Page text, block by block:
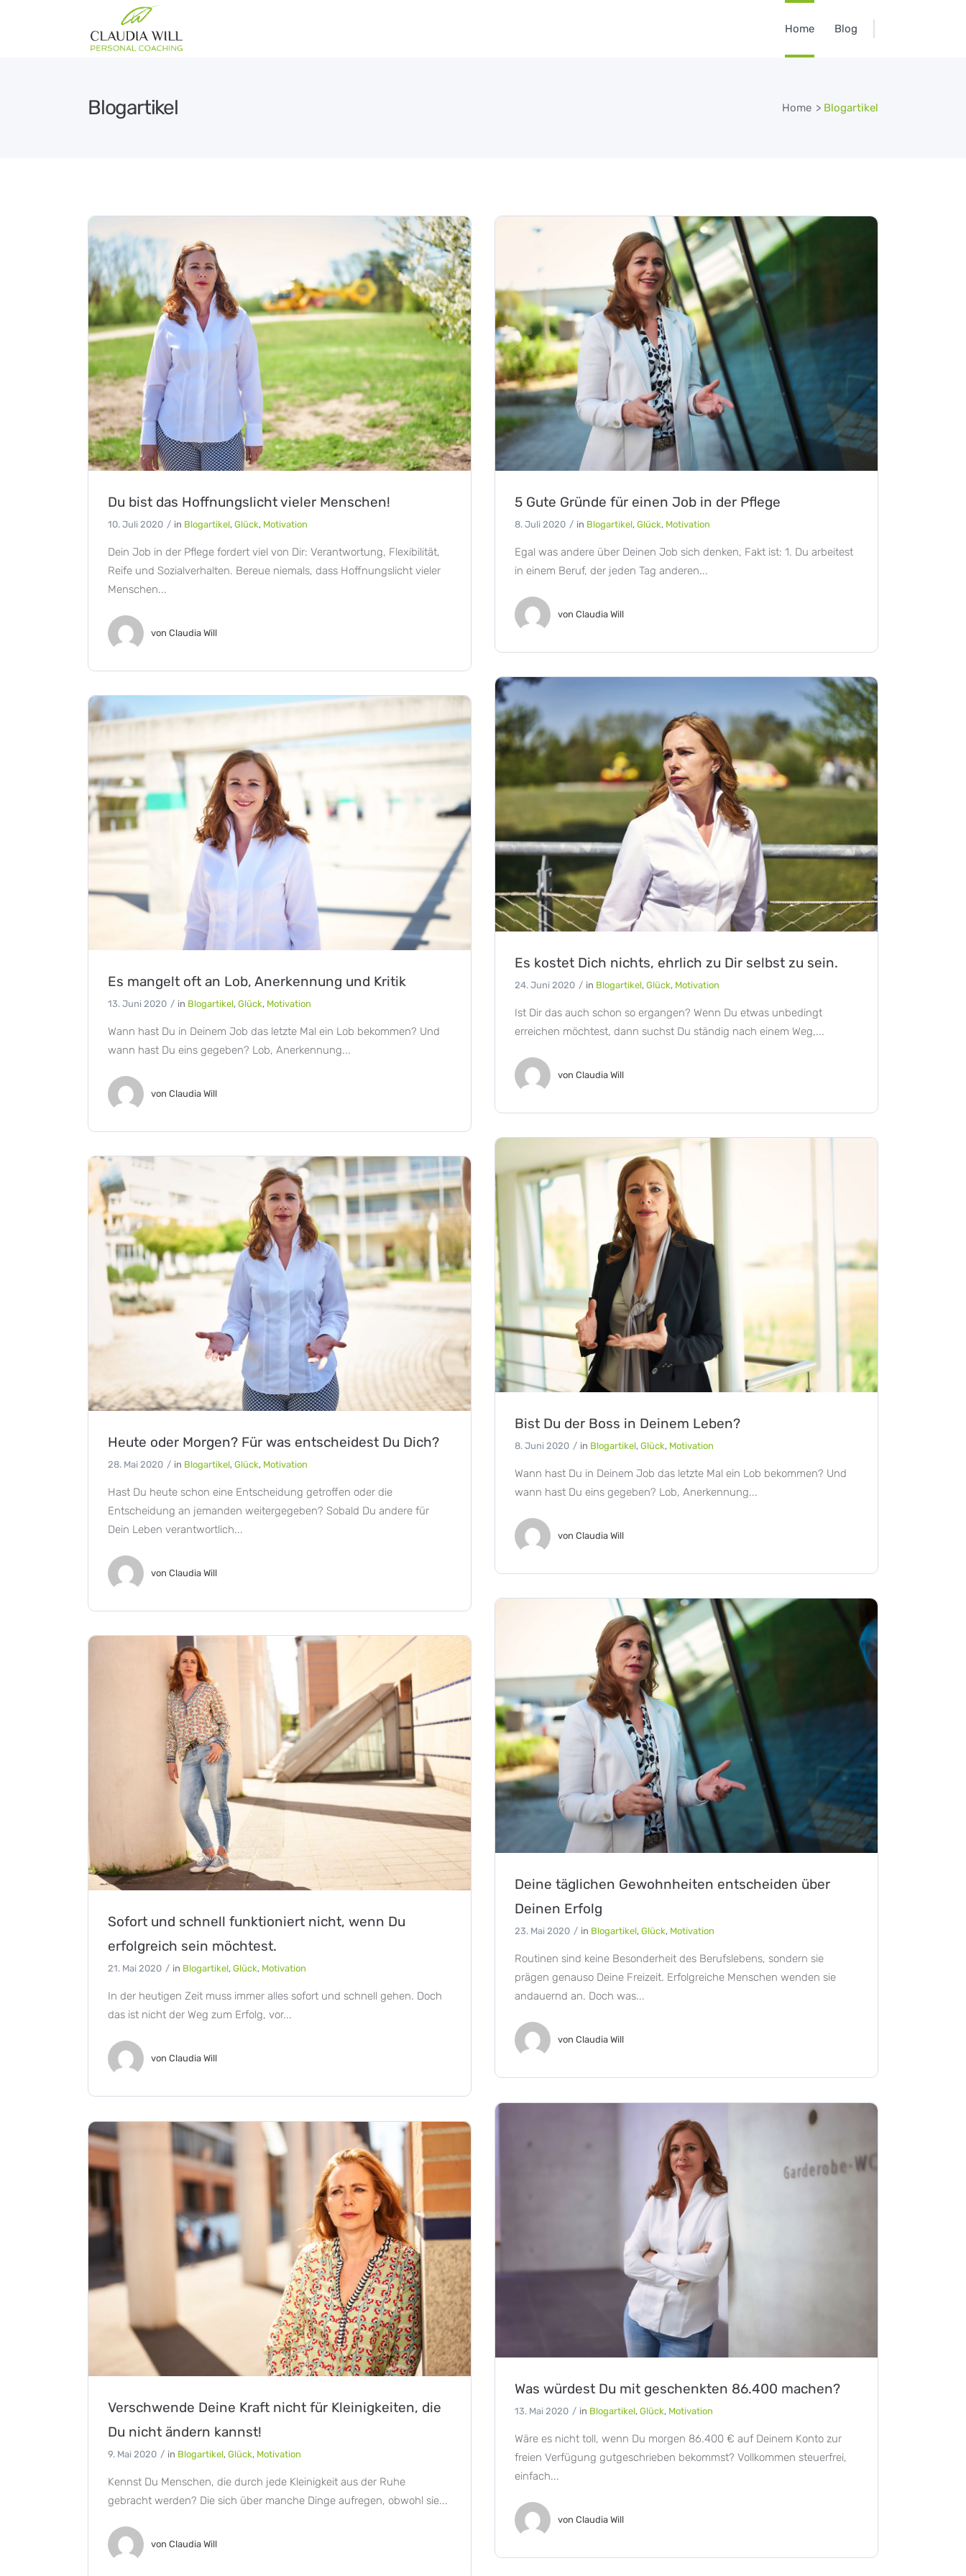
Home Blog
Blogartikel Home > Blogartikel
Du bist das Hoffnungslicht vieler Menschen!
10. Juli 2020 in Blogartikel, Glück, Motivation
Dein Job in der Pflege fordert viel von Dir: Verantwortung, Flexibilität,
Reife und Sozialverhalten. Bereue niemals, dass Hoffnungslicht vieler
Menschen...
von Claudia Will
5 Gute Gründe für einen Job in der Pflege
8. Juli 2020 in Blogartikel, Glück, Motivation
Egal was andere über Deinen Job sich denken, Fakt ist: 1. Du arbeitest
in einem Beruf, der jeden Tag anderen...
von Claudia Will
Es kostet Dich nichts, ehrlich zu Dir selbst zu sein.
24. Juni 2020 in Blogartikel, Glück, Motivation
Ist Dir das auch schon so ergangen? Wenn Du etwas unbedingt
erreichen möchtest, dann suchst Du ständig nach einem Weg,...
von Claudia Will
Es mangelt oft an Lob, Anerkennung und Kritik
13. Juni 2020 in Blogartikel, Glück, Motivation
Wann hast Du in Deinem Job das letzte Mal ein Lob bekommen? Und
wann hast Du eins gegeben? Lob, Anerkennung...
von Claudia Will
Bist Du der Boss in Deinem Leben?
8. Juni 2020 in Blogartikel, Glück, Motivation
Wann hast Du in Deinem Job das letzte Mal ein Lob bekommen? Und
wann hast Du eins gegeben? Lob, Anerkennung...
von Claudia Will
Heute oder Morgen? Für was entscheidest Du Dich?
28. Mai 2020 in Blogartikel, Glück, Motivation
Hast Du heute schon eine Entscheidung getroffen oder die
Entscheidung an jemanden weitergegeben? Sobald Du andere für
Dein Leben verantwortlich...
von Claudia Will
Deine täglichen Gewohnheiten entscheiden über
Deinen Erfolg
23. Mai 2020 in Blogartikel, Glück, Motivation
Routinen sind keine Besonderheit des Berufslebens, sondern sie
prägen genauso Deine Freizeit. Erfolgreiche Menschen wenden sie
andauernd an. Doch was...
von Claudia Will
Sofort und schnell funktioniert nicht, wenn Du
erfolgreich sein möchtest.
21. Mai 2020 in Blogartikel, Glück, Motivation
In der heutigen Zeit muss immer alles sofort und schnell gehen. Doch
das ist nicht der Weg zum Erfolg, vor...
von Claudia Will
Was würdest Du mit geschenkten 86.400 machen?
13. Mai 2020 in Blogartikel, Glück, Motivation
Wäre es nicht toll, wenn Du morgen 86.400 € auf Deinem Konto zur
freien Verfügung gutgeschrieben bekommst? Vollkommen steuerfrei,
einfach...
von Claudia Will
Verschwende Deine Kraft nicht für Kleinigkeiten, die
Du nicht ändern kannst!
9. Mai 2020 in Blogartikel, Glück, Motivation
Kennst Du Menschen, die durch jede Kleinigkeit aus der Ruhe
gebracht werden? Die sich über manche Dinge aufregen, obwohl sie...
von Claudia Will